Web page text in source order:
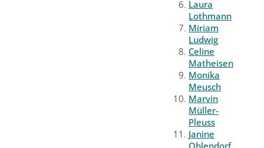
Laura
Lothmann
Miriam
Ludwig
Celine
Matheisen
Monika
Meusch
Marvin
Müller-
Pleuss
Janine
Ohlendorf